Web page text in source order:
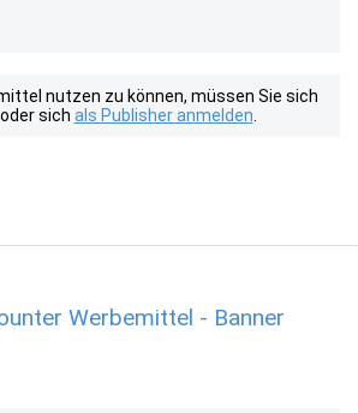
nutzen zu können, müssen Sie sich
sich als Publisher anmelden
Werbemittel - Banner